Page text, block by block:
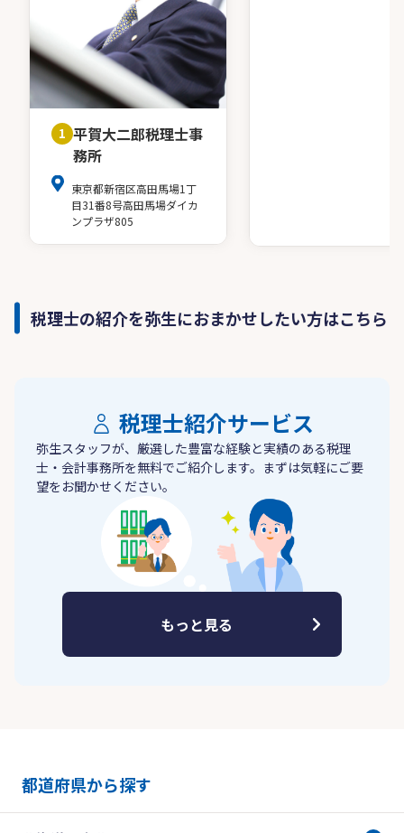
1 平賀大二郎税理士事
務所
東京都新宿区高田馬場1丁
目31番8号高田馬場ダイカ
ンプラザ805
税理士の紹介を弥生におまかせしたい方はこちら
税理士紹介サービス
弥生スタッフが、厳選した豊富な経験と実績のある税理
士・会計事務所を無料でご紹介します。まずは気軽にご要
望をお聞かせください。
もっと見る
都道府県から探す